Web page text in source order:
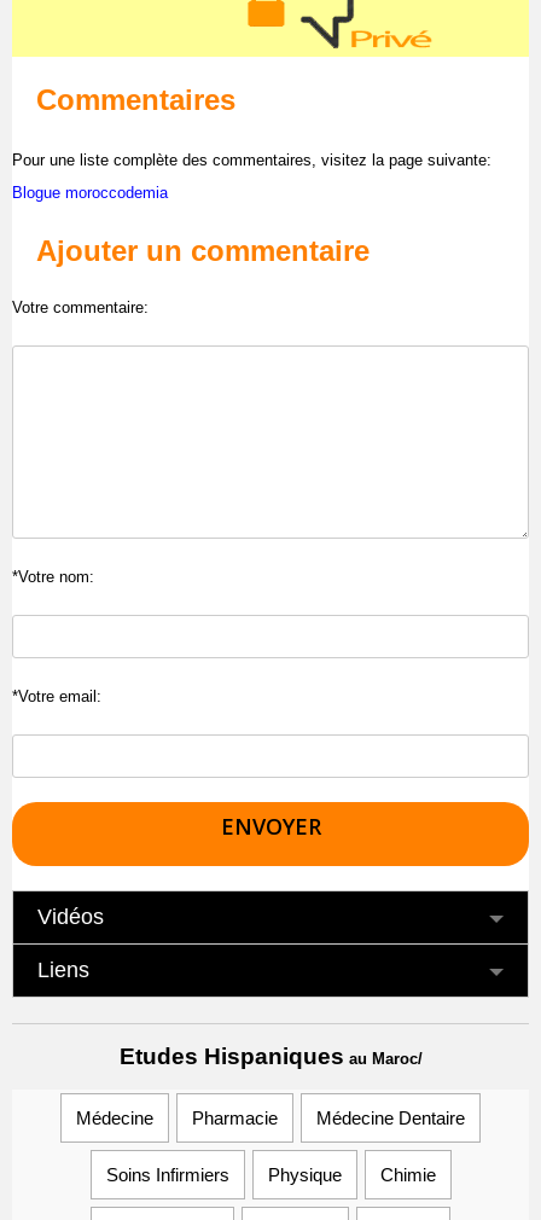
Commentaires
Pour une liste complète des commentaires, visitez la page suivante:
Blogue moroccodemia
Ajouter un commentaire
Votre commentaire:
*Votre nom:
*Votre email:
Vidéos
Liens
Etudes Hispaniques au Maroc/
Médecine Pharmacie Médecine Dentaire
Soins Infirmiers Physique Chimie